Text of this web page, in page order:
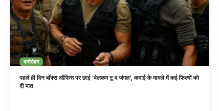
मनोरंजन
पहले ही दिन बॉक्स ऑफिस पर छाई ‘वेलकम टू द जंगल’, कमाई के मामले में कई फिल्मों को
दी मात